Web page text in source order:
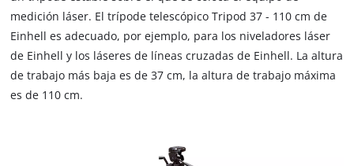
medición láser. El trípode telescópico Tripod 37 - 110 cm de
Einhell es adecuado, por ejemplo, para los niveladores láser
de Einhell y los láseres de líneas cruzadas de Einhell. La altura
de trabajo más baja es de 37 cm, la altura de trabajo máxima
es de 110 cm.